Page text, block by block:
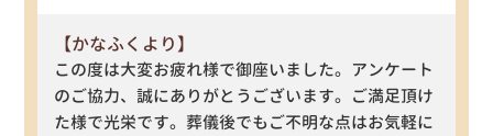
【かなふくより】
この度は大変お疲れ様で御座いました。アンケート
のご協力、誠にありがとうございます。ご満足頂け
た様で光栄です。葬儀後でもご不明な点はお気軽に